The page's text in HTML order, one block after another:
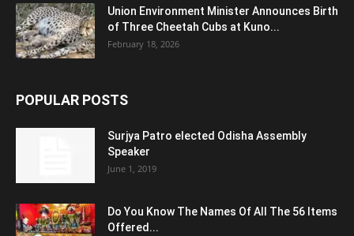
Union Environment Minister Announces Birth
of Three Cheetah Cubs at Kuno...
February 18, 2026
POPULAR POSTS
Surjya Patro elected Odisha Assembly
Speaker
June 1, 2019
Do You Know The Names Of All The 56 Items
Offered...